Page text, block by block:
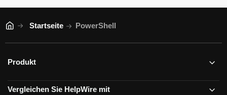
Startseite PowerShell
Produkt
Vergleichen Sie HelpWire mit